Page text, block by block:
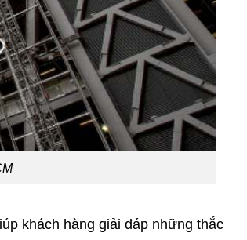
khách hàng giải đáp những thắc